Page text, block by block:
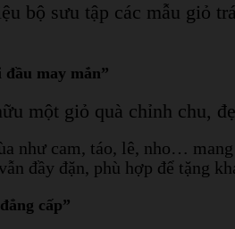
bộ sưu tập các mẫu giỏ
may mắn”
một giỏ quà chỉnh chu,
như cam, táo, lê, nho…
đầy đặn, phù hợp để tặng
cấp”